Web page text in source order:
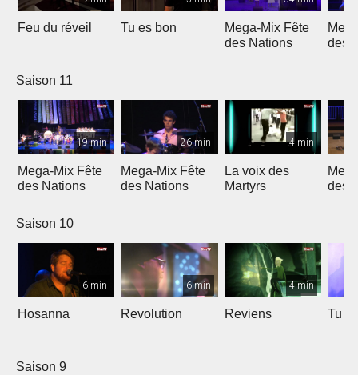
Feu du réveil Tu es bon
Mega-Mix Fête
des Nations
des
Saison 11
19 min
Mega-Mix Fête
des Nations
26 min
Mega-Mix Fête
des Nations
4 min
La voix des
Martyrs
des
Saison 10
6 min
Hosanna
6 min
Revolution
4 min
Reviens Tu
Saison 9